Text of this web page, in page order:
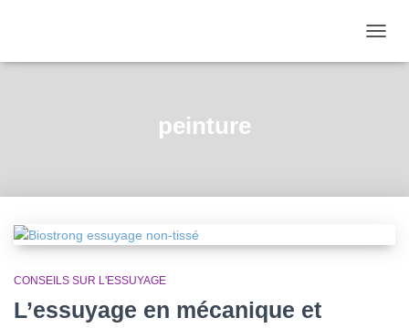
peinture
CONSEILS SUR L'ESSUYAGE
L’essuyage en mécanique et